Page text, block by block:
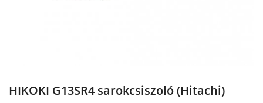
HIKOKI G13SR4 sarokcsiszoló (Hitachi)